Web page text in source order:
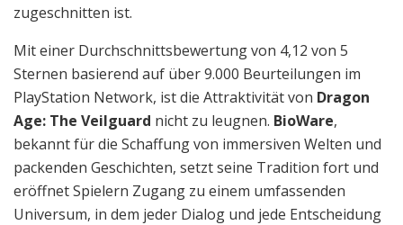
zugeschnitten ist.
Mit einer Durchschnittsbewertung von 4,12 von 5
Sternen basierend auf über 9.000 Beurteilungen im
PlayStation Network, ist die Attraktivität von Dragon
Age: The Veilguard nicht zu leugnen. BioWare,
bekannt für die Schaffung von immersiven Welten und
packenden Geschichten, setzt seine Tradition fort und
eröffnet Spielern Zugang zu einem umfassenden
Universum, in dem jeder Dialog und jede Entscheidung